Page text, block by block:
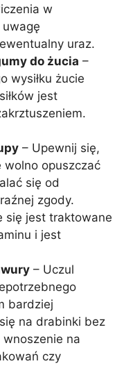
w
uraz.
do żucia –
wysiłku żucie
jest
– Upewnij się,
wolno opuszczać
się od
zgody.
się jest traktowane
i jest
– Uczul
bardziej
na drabinki bez
na
czy